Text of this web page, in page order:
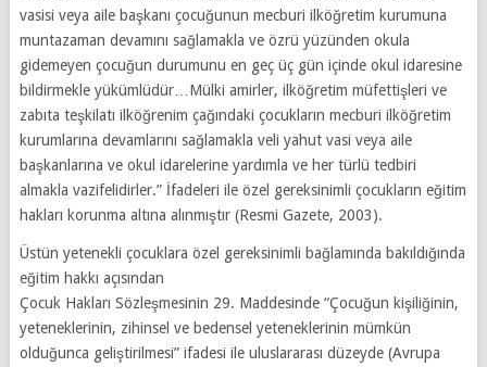
vasisi veya aile başkanı çocuğunun mecburi ilköğretim kurumuna
muntazaman devamını sağlamakla ve özrü yüzünden okula
gidemeyen çocuğun durumunu en geç üç gün içinde okul idaresine
bildirmekle yükümlüdür…Mülki amirler, ilköğretim müfettişleri ve
zabıta teşkilatı ilköğrenim çağındaki çocukların mecburi ilköğretim
kurumlarına devamlarını sağlamakla veli yahut vasi veya aile
başkanlarına ve okul idarelerine yardımla ve her türlü tedbiri
almakla vazifelidirler.” İfadeleri ile özel gereksinimli çocukların eğitim
hakları korunma altına alınmıştır (Resmi Gazete, 2003).
Üstün yetenekli çocuklara özel gereksinimli bağlamında bakıldığında
eğitim hakkı açısından
Çocuk Hakları Sözleşmesinin 29. Maddesinde “Çocuğun kişiliğinin,
yeteneklerinin, zihinsel ve bedensel yeteneklerinin mümkün
olduğunca geliştirilmesi” ifadesi ile uluslararası düzeyde (Avrupa